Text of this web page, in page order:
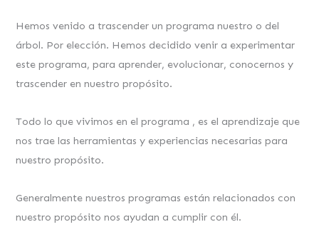
Hemos venido a trascender un programa nuestro o del
árbol. Por elección. Hemos decidido venir a experimentar
este programa, para aprender, evolucionar, conocernos y
trascender en nuestro propósito.
Todo lo que vivimos en el programa , es el aprendizaje que
nos trae las herramientas y experiencias necesarias para
nuestro propósito.
Generalmente nuestros programas están relacionados con
nuestro propósito nos ayudan a cumplir con él.